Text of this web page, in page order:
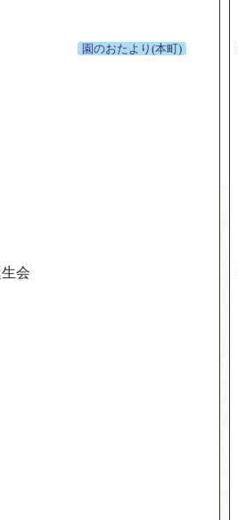
園のおたより(本町)
会